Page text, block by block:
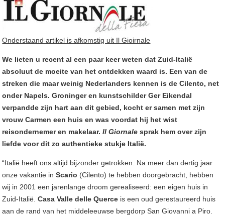
Onderstaand artikel is afkomstig uit Il Gioirnale
We lieten u recent al een paar keer weten dat Zuid-Italië
absoluut de moeite van het ontdekken waard is. Een van de
streken die maar weinig Nederlanders kennen is de Cilento, net
onder Napels. Groninger en kunstschilder Ger Eikendal
verpandde zijn hart aan dit gebied, kocht er samen met zijn
vrouw Carmen een huis en was voordat hij het wist
reisondernemer en makelaar.Il Giornale sprak hem over zijn
liefde voor dit zo authentieke stukje Italië.
“Italië heeft ons altijd bijzonder getrokken. Na meer dan dertig jaar
onze vakantie inScario (Cilento) te hebben doorgebracht, hebben
wij in 2001 een jarenlange droom gerealiseerd: een eigen huis in
Zuid-Italië.Casa Valle delle Querce is een oud gerestaureerd huis
aan de rand van het middeleeuwse bergdorp San Giovanni a Piro.